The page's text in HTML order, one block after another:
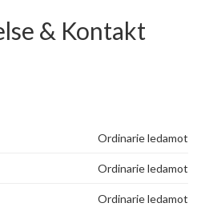
& Kontakt
Ordinarie ledamot
Ordinarie ledamot
Ordinarie ledamot